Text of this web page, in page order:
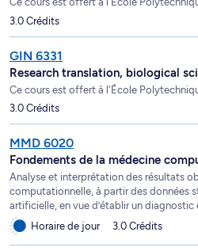
3.0 Crédits
GIN 6331
Research translation, biological
Ce cours est offert à l'École
3.0 Crédits
MMD 6020
Fondements de la médecine
Analyse et interprétation des résultats
computationnelle, à partir des données
artificielle, en vue d’établir un diagnostic
Horaire de jour
3.0 Crédits